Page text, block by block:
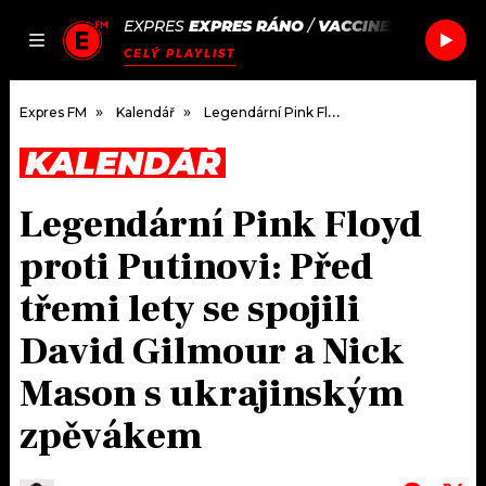
JAK
SEZNAM.CZ
EXPRES EXPRES RÁNO/VACCINES
CELÝ PLAYLIST
DOMŮ
ČLÁNKY
HUDBA
ROZHOVORY
#NEBUDUDOMA
PODCASTY
JAK NALADIT
RÁDIO
APLIKACE
SOUTĚŽE
Expres FM Kalendář Legendární Pink Floyd proti Putinovi: Před třemi lety se spojili David Gilmour a Nick Mason s ukrajinským zpěvákem
KALENDÁŘ
Legendární Pink Floyd
proti Putinovi: Před
třemi lety se spojili
David Gilmour a Nick
Mason s ukrajinským
zpěvákem